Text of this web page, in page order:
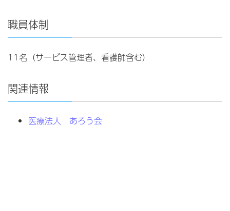
職員体制
11名（サービス管理者、看護師含む）
関連情報
医療法人 あろう会